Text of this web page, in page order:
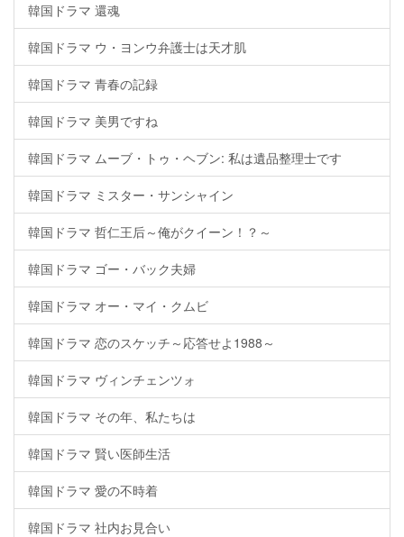
韓国ドラマ 還魂
韓国ドラマ ウ・ヨンウ弁護士は天才肌
韓国ドラマ 青春の記録
韓国ドラマ 美男ですね
韓国ドラマ ムーブ・トゥ・ヘブン: 私は遺品整理士です
韓国ドラマ ミスター・サンシャイン
韓国ドラマ 哲仁王后～俺がクイーン！？～
韓国ドラマ ゴー・バック夫婦
韓国ドラマ オー・マイ・クムビ
韓国ドラマ 恋のスケッチ～応答せよ1988～
韓国ドラマ ヴィンチェンツォ
韓国ドラマ その年、私たちは
韓国ドラマ 賢い医師生活
韓国ドラマ 愛の不時着
韓国ドラマ 社内お見合い